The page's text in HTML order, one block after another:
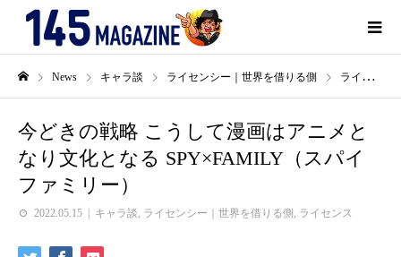
News キャラ談 ライセンシー｜世界を借りる側 ライセンス
今どきの戦略 こうして漫画はアニメと
なり文化となる SPY×FAMILY（スパイ
ファミリー）
2022.05.15 キャラ談 ライセンシー｜世界を借りる側 ライセンス